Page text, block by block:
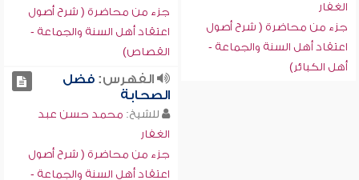
الغفار
جزء من محاضرة ( شرح أصول
اعتقاد أهل السنة والجماعة -
أهل الكبائر)
جزء من محاضرة ( شرح أصول
اعتقاد أهل السنة والجماعة -
القصاص)
الفهرس:فضل
الصحابة
للشيخ: محمد حسن عبد
الغفار
جزء من محاضرة ( شرح أصول
اعتقاد أهل السنة والجماعة -